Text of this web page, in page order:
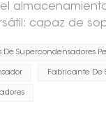
capaz de
anónimos
origen, sus
fortuito: el
De Supercondensadores
Fabricante De